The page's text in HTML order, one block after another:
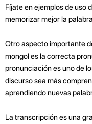
Fíjate en ejemplos de uso
memorizar mejor la
Otro aspecto importante
mongol es la correcta
pronunciación es uno de
discurso sea más
aprendiendo nuevas
La transcripción es una